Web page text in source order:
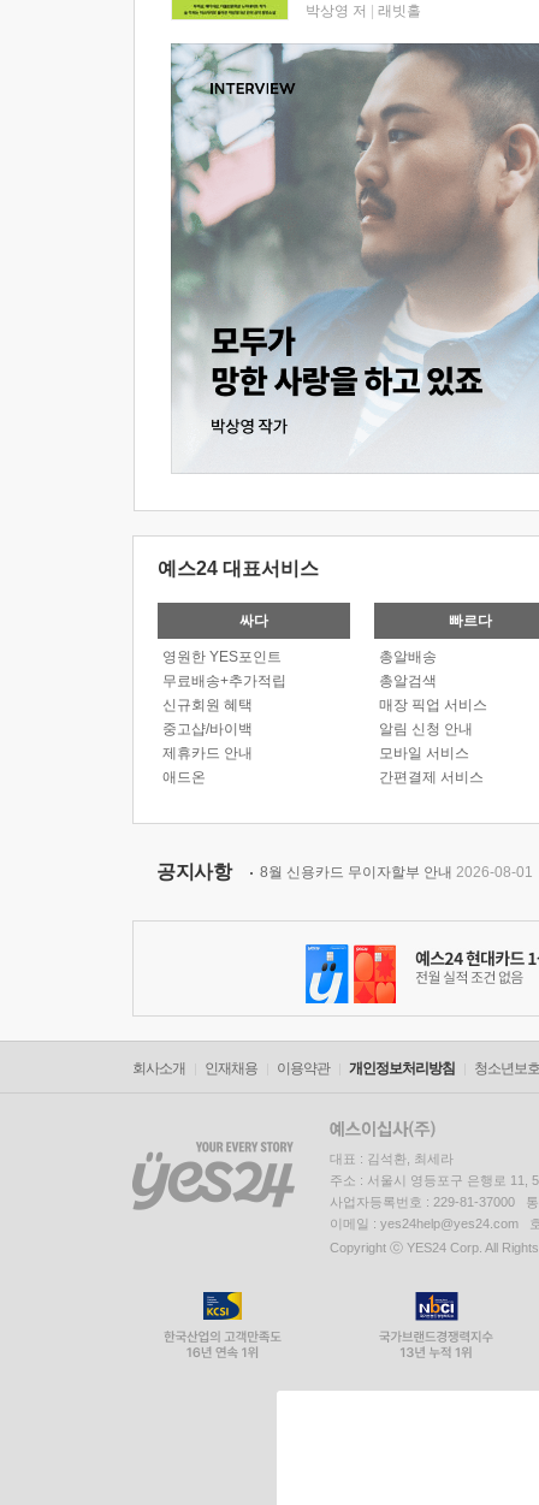
박상영 저 래빗홀
예스24 대표서비스
싸다
영원한 YES포인트
무료배송+추가적립
신규회원 혜택
중고샵/바이백
제휴카드 안내
애드온
빠르다
총알배송
총알검색
매장 픽업 서비스
알림 신청 안내
모바일 서비스
간편결제 서비스
공지사항 8월 신용카드 무이자할부 안내 2026-08-01
회사소개 인재채용 이용약관 개인정보처리방침 청소년보
대표 : 김석환, 최세라
주소 : 서울시 영등포구 은행로 11,
사업자등록번호 : 229-81-37000
이메일 : yes24help@yes24.com
Copyright ⓒ YES24 Corp. All